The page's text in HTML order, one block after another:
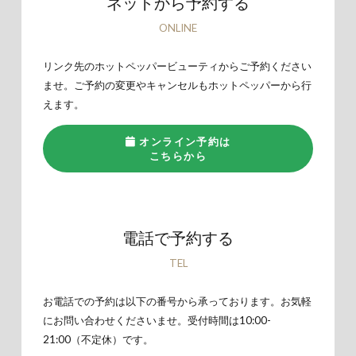
ONLINE
リンク先のホットペッパービューティからご予約ください
ませ。ご予約の変更やキャンセルもホットペッパーから行
えます。
オンライン予約は
こちらから
電話で予約する
TEL
お電話での予約は以下の番号から承っております。お気軽
にお問い合わせくださいませ。受付時間は10:00-
21:00（不定休）です。